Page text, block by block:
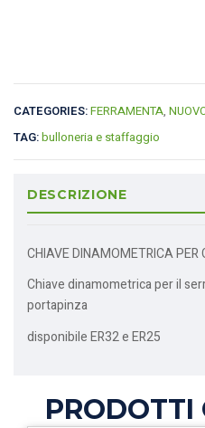
CATEGORIES:FERRAMENTA,
TAG:bulloneria e staffaggio
DESCRIZIONE
CHIAVE DINAMOMETRICA PER
Chiave dinamometrica per il
portapinza
disponibile ER32 e ER25
PRODOTTI